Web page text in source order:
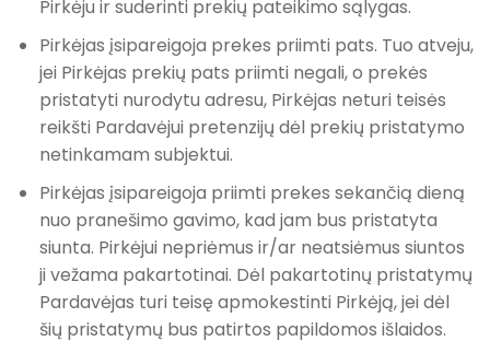
Pirkėju ir suderinti prekių pateikimo sąlygas.
Pirkėjas įsipareigoja prekes priimti pats. Tuo atveju,
jei Pirkėjas prekių pats priimti negali, o prekės
pristatyti nurodytu adresu, Pirkėjas neturi teisės
reikšti Pardavėjui pretenzijų dėl prekių pristatymo
netinkamam subjektui.
Pirkėjas įsipareigoja priimti prekes sekančią dieną
nuo pranešimo gavimo, kad jam bus pristatyta
siunta. Pirkėjui nepriėmus ir/ar neatsiėmus siuntos
ji vežama pakartotinai. Dėl pakartotinų pristatymų
Pardavėjas turi teisę apmokestinti Pirkėją, jei dėl
šių pristatymų bus patirtos papildomos išlaidos.